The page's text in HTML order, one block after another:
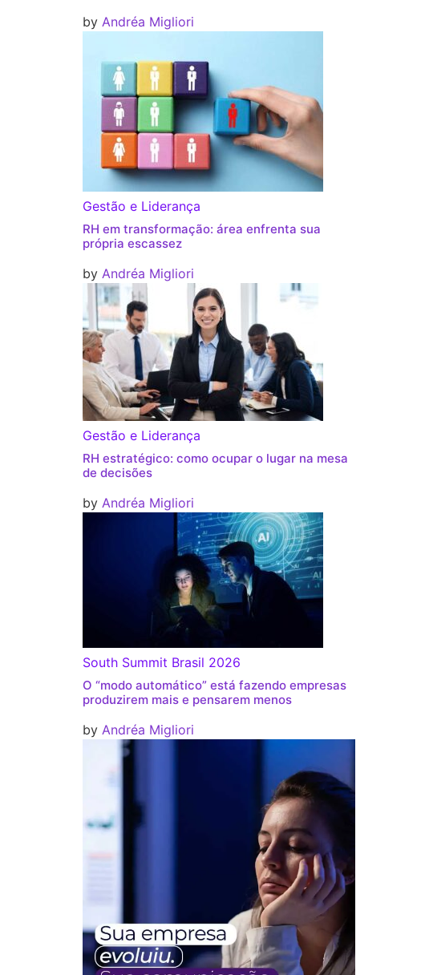
by Andréa Migliori
Gestão e Liderança
RH em transformação: área enfrenta sua
própria escassez
by Andréa Migliori
Gestão e Liderança
RH estratégico: como ocupar o lugar na mesa
de decisões
by Andréa Migliori
South Summit Brasil 2026
O “modo automático” está fazendo empresas
produzirem mais e pensarem menos
by Andréa Migliori